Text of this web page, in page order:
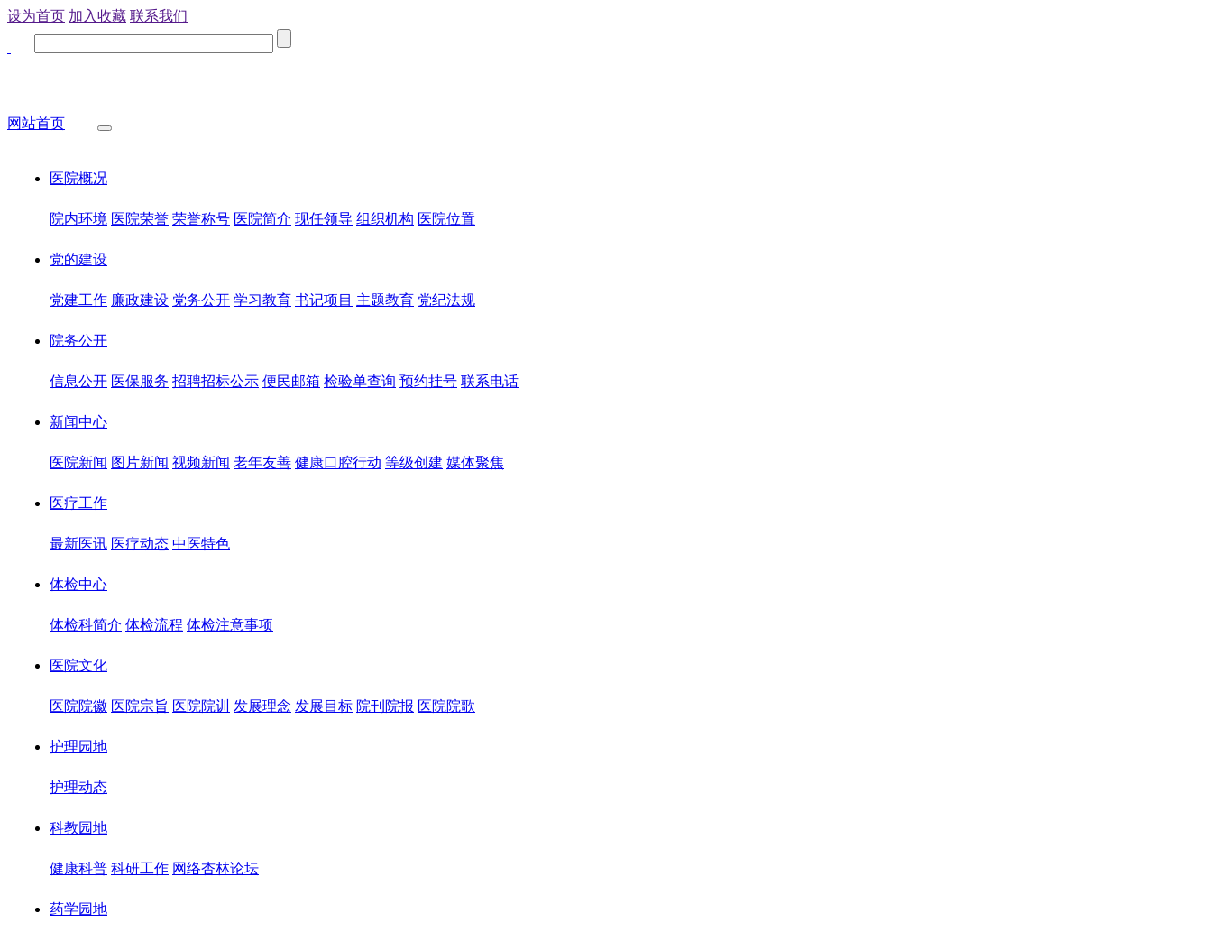
设为首页 加入收藏 联系我们
网站首页
医院概况
院内环境 医院荣誉 荣誉称号 医院简介 现任领导 组织机构 医院位置
党的建设
党建工作 廉政建设 党务公开 学习教育 书记项目 主题教育 党纪法规
院务公开
信息公开 医保服务 招聘招标公示 便民邮箱 检验单查询 预约挂号 联系电话
新闻中心
医院新闻 图片新闻 视频新闻 老年友善 健康口腔行动 等级创建 媒体聚焦
医疗工作
最新医讯 医疗动态 中医特色
体检中心
体检科简介 体检流程 体检注意事项
医院文化
医院院徽 医院宗旨 医院院训 发展理念 发展目标 院刊院报 医院院歌
护理园地
护理动态
科教园地
健康科普 科研工作 网络杏林论坛
药学园地